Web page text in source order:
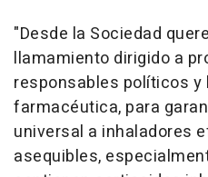
"Desde la Sociedad
llamamiento dirigido a
responsables políticos y
farmacéutica, para
universal a inhaladores
asequibles,